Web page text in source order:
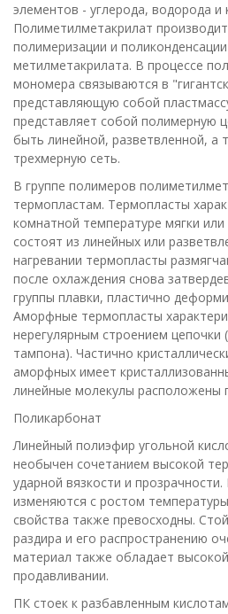
элементов - углерода, водорода и
Полиметилметакрилат
полимеризации и
метилметакрилата. В процессе
мономера связываются в
представляющую собой
представляет собой полимерную
быть линейной, разветвленной, а
трехмерную сеть.
В группе полимеров
термопластам. Термопласты
комнатной температуре мягки
состоят из линейных или
нагревании термопласты
после охлаждения снова
группы плавки, пластично
Аморфные термопласты
нерегулярным строением цепочки
тампона). Частично
аморфных имеет
линейные молекулы расположены
Поликарбонат
Линейный полиэфир угольной
необычен сочетанием высокой
ударной вязкости и
изменяются с ростом
свойства также превосходны.
раздира и его распространению
материал также обладает
продавливании.
ПК стоек к разбавленным